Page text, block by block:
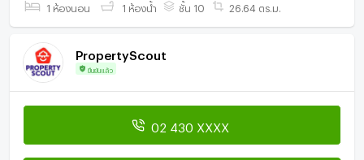
1 ห้องนอน 1 ห้องน้ำ ชั้น 10 26.64 ตร.ม.
PropertyScout
ยืนยันแล้ว
02 430 XXXX